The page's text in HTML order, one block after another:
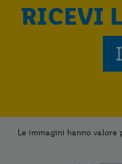
RICEVI
Le immagini hanno